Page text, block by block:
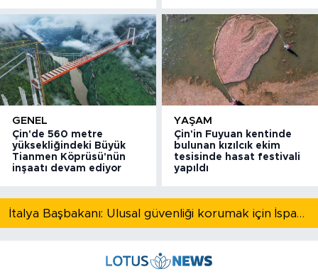
GENEL
Çin'de 560 metre
yüksekliğindeki Büyük
Tianmen Köprüsü'nün
inşaatı devam ediyor
YAŞAM
Çin'in Fuyuan kentinde
bulunan kızılcık ekim
tesisinde hasat festivali
yapıldı
İtalya Başbakanı: Ulusal güvenliği korumak için İspanya ile Schengen kapsamındaki serbest dolaşımı askıya alıyoruz